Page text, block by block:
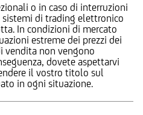
o in caso di interruzioni
di trading elettronico
In condizioni di mercato
estreme dei prezzi dei
vendita non vengono
dovete aspettarvi
il vostro titolo sul
in ogni situazione.